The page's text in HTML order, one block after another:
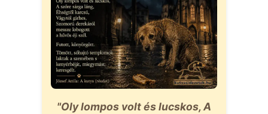
"Oly lompos volt és lucskos, A